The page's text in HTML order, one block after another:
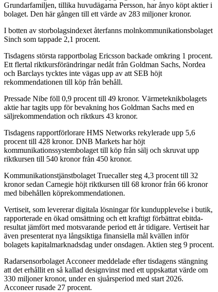
Grundarfamiljen, tillika huvudägarna Persson, har ånyo köpt aktier i
bolaget. Den här gången till ett värde av 283 miljoner kronor.
I botten av storbolagsindexet återfanns molnkommunikationsbolaget
Sinch som tappade 2,1 procent.
Tisdagens största rapportbolag Ericsson backade omkring 1 procent.
Ett flertal riktkursförändringar nedåt från Goldman Sachs, Nordea
och Barclays tycktes inte vägas upp av att SEB höjt
rekommendationen till köp från behåll.
Pressade Nibe föll 0,9 procent till 49 kronor. Värmeteknikbolagets
aktie har tagits upp för bevakning hos Goldman Sachs med en
säljrekommendation och riktkurs 43 kronor.
Tisdagens rapportförlorare HMS Networks rekylerade upp 5,6
procent till 428 kronor. DNB Markets har höjt
kommunikationssystembolaget till köp från sälj och skruvat upp
riktkursen till 540 kronor från 450 kronor.
Kommunikationstjänstbolaget Truecaller steg 4,3 procent till 32
kronor sedan Carnegie höjt riktkursen till 68 kronor från 66 kronor
med bibehållen köprekommendationen.
Vertiseit, som levererar digitala lösningar för kundupplevelse i butik,
rapporterade en ökad omsättning och ett kraftigt förbättrat ebitda-
resultat jämfört med motsvarande period ett år tidigare. Vertiseit har
även presenterat nya långsiktiga finansiella mål kvällen inför
bolagets kapitalmarknadsdag under onsdagen. Aktien steg 9 procent.
Radarsensorbolaget Acconeer meddelade efter tisdagens stängning
att det erhållit en så kallad designvinst med ett uppskattat värde om
330 miljoner kronor, under en sjuårsperiod med start 2026.
Acconeer rusade 27 procent.